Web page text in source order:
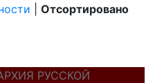
Отсортировано
РУССКОЙ